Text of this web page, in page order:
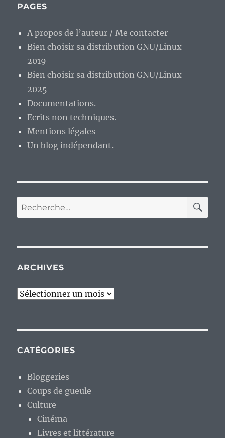
PAGES
A propos de l’auteur / Me contacter
Bien choisir sa distribution GNU/Linux –
2019
Bien choisir sa distribution GNU/Linux –
2025
Documentations.
Ecrits non techniques.
Mentions légales
Un blog indépendant.
Recherche
pour :
ARCHIVES
Archives
CATÉGORIES
Bloggeries
Coups de gueule
Culture
Cinéma
Livres et littérature